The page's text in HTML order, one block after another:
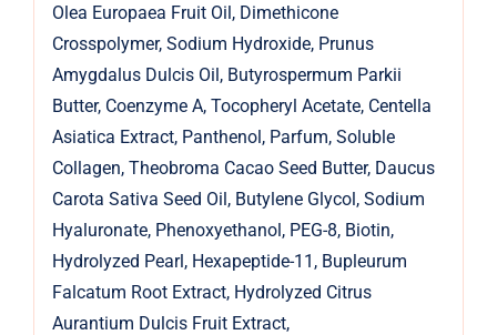
Olea Europaea Fruit Oil, Dimethicone
Crosspolymer, Sodium Hydroxide, Prunus
Amygdalus Dulcis Oil, Butyrospermum Parkii
Butter, Coenzyme A, Tocopheryl Acetate, Centella
Asiatica Extract, Panthenol, Parfum, Soluble
Collagen, Theobroma Cacao Seed Butter, Daucus
Carota Sativa Seed Oil, Butylene Glycol, Sodium
Hyaluronate, Phenoxyethanol, PEG-8, Biotin,
Hydrolyzed Pearl, Hexapeptide-11, Bupleurum
Falcatum Root Extract, Hydrolyzed Citrus
Aurantium Dulcis Fruit Extract,